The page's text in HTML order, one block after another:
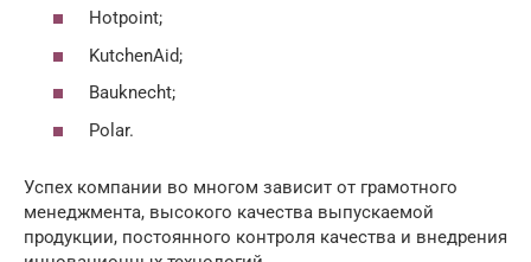
Hotpoint;
KutchenAid;
Bauknecht;
Polar.
Успех компании во многом зависит от грамотного
менеджмента, высокого качества выпускаемой
продукции, постоянного контроля качества и внедрения